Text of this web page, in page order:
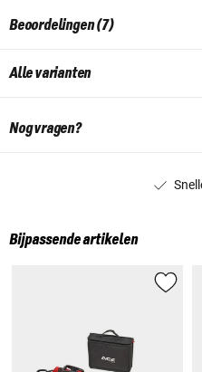
Beoordelingen (7)
Alle varianten
Nog vragen?
Bijpassende artikelen